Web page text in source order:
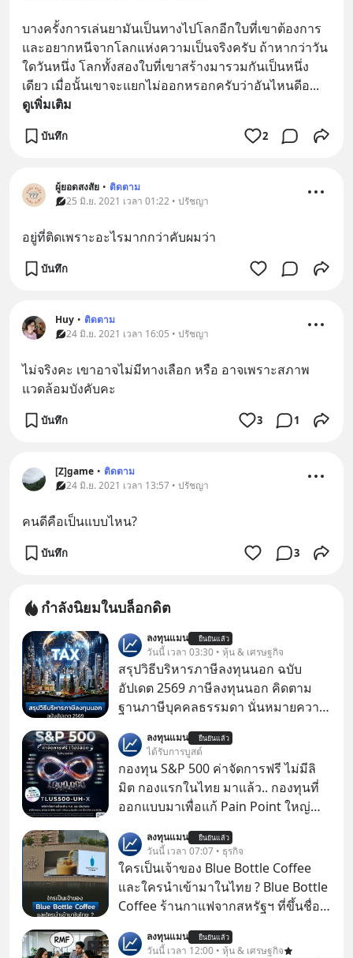
บางครั้งการเล่นยามันเป็นทางไปโลกอีกใบที่เขาต้องการ
และอยากหนีจากโลกแห่งความเป็นจริงครับ ถ้าหากว่าวัน
ใดวันหนึ่ง โลกทั้งสองใบที่เขาสร้างมารวมกันเป็นหนึ่ง
เดียว เมื่อนั้นเขาจะแยกไม่ออกหรอกครับว่าอันไหนดีอ...
ดูเพิ่มเติม
บันทึก 2
ผู้ยอดสงสัย • ติดตาม
25 มิ.ย. 2021 เวลา 01:22 • ปรัชญา
อยู่ที่ติดเพราะอะไรมากกว่าคับผมว่า
บันทึก
Huy • ติดตาม
24 มิ.ย. 2021 เวลา 16:05 • ปรัชญา
ไม่จริงคะ เขาอาจไม่มีทางเลือก หรือ อาจเพราะสภาพ
แวดล้อมบังคับคะ
บันทึก 3 1
[Z]game • ติดตาม
24 มิ.ย. 2021 เวลา 13:57 • ปรัชญา
คนดีคือเป็นแบบไหน?
บันทึก 3
กำลังนิยมในบล็อกดิต
ลงทุนแมน ยืนยันแล้ว
วันนี้ เวลา 03:30 • หุ้น & เศรษฐกิจ
สรุปวิธีบริหารภาษีลงทุนนอก ฉบับ
อัปเดต 2569 ภาษีลงทุนนอก คิดตาม
ฐานภาษีบุคคลธรรมดา นั่นหมายความ
ลงทุนแมน ยืนยันแล้ว
ได้รับการบูสต์
กองทุน S&P 500 ค่าจัดการฟรี ไม่มีลิ
มิต กองแรกในไทย มาแล้ว.. กองทุนที่
ออกแบบมาเพื่อแก้ Pain Point ใหญ่
ลงทุนแมน ยืนยันแล้ว
วันนี้ เวลา 07:07 • ธุรกิจ
ใครเป็นเจ้าของ Blue Bottle Coffee
และใครนำเข้ามาในไทย ? Blue Bottle
Coffee ร้านกาแฟจากสหรัฐฯ ที่ขึ้นชื่อ
แรกในประเทศไทย ที่ Central Park
ลงทุนแมน ยืนยันแล้ว
วันนี้ เวลา 12:00 • หุ้น & เศรษฐกิจ